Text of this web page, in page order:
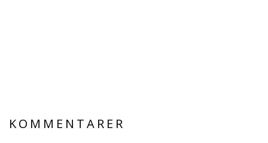
KOMMENTARER